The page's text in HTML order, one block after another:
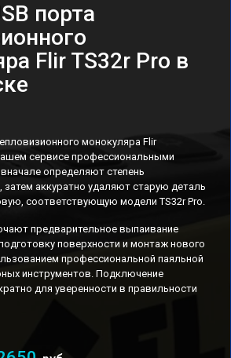
порта
Flir TS32r Pro в
монокуляра Flir
сервисе профессиональными
определяют степень
аккуратно удаляют старую деталь
соответствующую модели TS32r Pro.
предварительное выпаивание
поверхности и монтаж нового
профессиональной паяльной
инструментов. Подключение
для уверенности в правильности